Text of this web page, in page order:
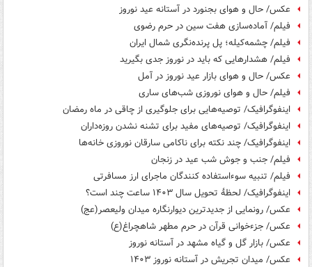
عکس/ حال و هوای بجنورد در آستانه عید نوروز
فیلم/ آماده‌سازی هفت سین در حرم رضوی
فیلم/ چشمه‌کیله؛ پل پرنده‌نگری شمال ایران
فیلم/ هشدارهایی که باید در نوروز جدی بگیرید
عکس/ حال و هوای بازار عید نوروز در آمل
فیلم/ حال و هوای نوروزی شب‌های ساری
اینفوگرافیک/ توصیه‌هایی برای جلوگیری از چاقی در ماه رمضان
اینفوگرافیک/ توصیه‌های مفید برای تشنه نشدن روزه‌داران
اینفوگرافیک/ چند نکته برای ناکامی سارقان نوروزی خانه‌ها
فیلم/ جنب و جوش شب عید در زنجان
فیلم/ تنبیه سوءاستفاده کنندگان ماجرای ارز مسافرتی
اینفوگرافیک/ لحظۀ تحویل سال ۱۴۰۳ ساعت چند است؟
عکس/ رونمایی از جدیدترین دیوارنگاره میدان ولیعصر(عج)
عکس/ جزءخوانی قرآن در حرم مطهر شاهچراغ(ع)
عکس/ بازار گل و گیاه مشهد در آستانه نوروز
عکس/ میدان تجریش در آستانه نوروز ۱۴۰۳